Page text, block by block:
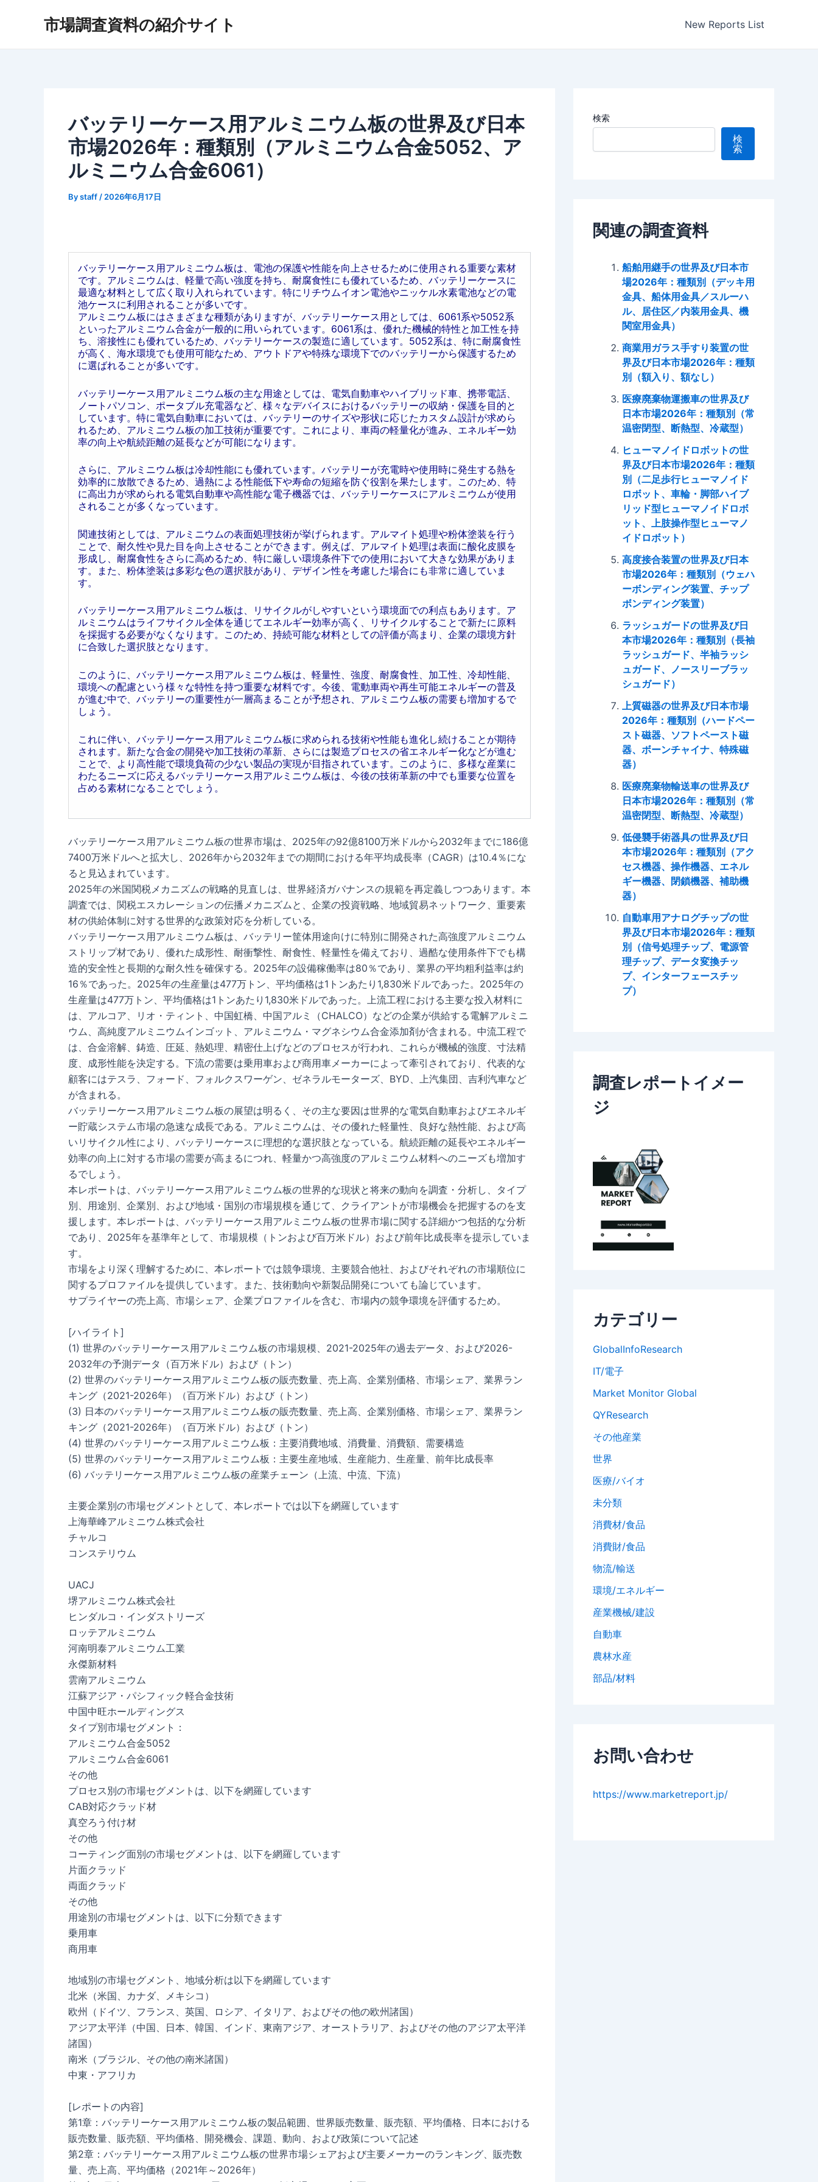
市場調査資料の紹介サイト New Reports List
バッテリーケース用アルミニウム板の世界及び日本
市場2026年：種類別（アルミニウム合金5052、ア
ルミニウム合金6061）
Bystaff / 2026年6月17日
バッテリーケース用アルミニウム板は、電池の保護や性能を向上させるために使用される重要な素材
です。アルミニウムは、軽量で高い強度を持ち、耐腐食性にも優れているため、バッテリーケースに
最適な材料として広く取り入れられています。特にリチウムイオン電池やニッケル水素電池などの電
池ケースに利用されることが多いです。
アルミニウム板にはさまざまな種類がありますが、バッテリーケース用としては、6061系や5052系
といったアルミニウム合金が一般的に用いられています。6061系は、優れた機械的特性と加工性を持
ち、溶接性にも優れているため、バッテリーケースの製造に適しています。5052系は、特に耐腐食性
が高く、海水環境でも使用可能なため、アウトドアや特殊な環境下でのバッテリーから保護するため
に選ばれることが多いです。
バッテリーケース用アルミニウム板の主な用途としては、電気自動車やハイブリッド車、携帯電話、
ノートパソコン、ポータブル充電器など、様々なデバイスにおけるバッテリーの収納・保護を目的と
しています。特に電気自動車においては、バッテリーのサイズや形状に応じたカスタム設計が求めら
れるため、アルミニウム板の加工技術が重要です。これにより、車両の軽量化が進み、エネルギー効
率の向上や航続距離の延長などが可能になります。
さらに、アルミニウム板は冷却性能にも優れています。バッテリーが充電時や使用時に発生する熱を
効率的に放散できるため、過熱による性能低下や寿命の短縮を防ぐ役割を果たします。このため、特
に高出力が求められる電気自動車や高性能な電子機器では、バッテリーケースにアルミニウムが使用
されることが多くなっています。
関連技術としては、アルミニウムの表面処理技術が挙げられます。アルマイト処理や粉体塗装を行う
ことで、耐久性や見た目を向上させることができます。例えば、アルマイト処理は表面に酸化皮膜を
形成し、耐腐食性をさらに高めるため、特に厳しい環境条件下での使用において大きな効果がありま
す。また、粉体塗装は多彩な色の選択肢があり、デザイン性を考慮した場合にも非常に適していま
す。
バッテリーケース用アルミニウム板は、リサイクルがしやすいという環境面での利点もあります。ア
ルミニウムはライフサイクル全体を通じてエネルギー効率が高く、リサイクルすることで新たに原料
を採掘する必要がなくなります。このため、持続可能な材料としての評価が高まり、企業の環境方針
に合致した選択肢となります。
このように、バッテリーケース用アルミニウム板は、軽量性、強度、耐腐食性、加工性、冷却性能、
環境への配慮という様々な特性を持つ重要な材料です。今後、電動車両や再生可能エネルギーの普及
が進む中で、バッテリーの重要性が一層高まることが予想され、アルミニウム板の需要も増加するで
しょう。
これに伴い、バッテリーケース用アルミニウム板に求められる技術や性能も進化し続けることが期待
されます。新たな合金の開発や加工技術の革新、さらには製造プロセスの省エネルギー化などが進む
ことで、より高性能で環境負荷の少ない製品の実現が目指されています。このように、多様な産業に
わたるニーズに応えるバッテリーケース用アルミニウム板は、今後の技術革新の中でも重要な位置を
占める素材になることでしょう。
バッテリーケース用アルミニウム板の世界市場は、2025年の92億8100万米ドルから2032年までに186億
7400万米ドルへと拡大し、2026年から2032年までの期間における年平均成長率（CAGR）は10.4％にな
ると見込まれています。
2025年の米国関税メカニズムの戦略的見直しは、世界経済ガバナンスの規範を再定義しつつあります。本
調査では、関税エスカレーションの伝播メカニズムと、企業の投資戦略、地域貿易ネットワーク、重要素
材の供給体制に対する世界的な政策対応を分析している。
バッテリーケース用アルミニウム板は、バッテリー筐体用途向けに特別に開発された高強度アルミニウム
ストリップ材であり、優れた成形性、耐衝撃性、耐食性、軽量性を備えており、過酷な使用条件下でも構
造的安全性と長期的な耐久性を確保する。2025年の設備稼働率は80％であり、業界の平均粗利益率は約
16％であった。2025年の生産量は477万トン、平均価格は1トンあたり1,830米ドルであった。2025年の
生産量は477万トン、平均価格は1トンあたり1,830米ドルであった。上流工程における主要な投入材料に
は、アルコア、リオ・ティント、中国虹橋、中国アルミ（CHALCO）などの企業が供給する電解アルミニ
ウム、高純度アルミニウムインゴット、アルミニウム・マグネシウム合金添加剤が含まれる。中流工程で
は、合金溶解、鋳造、圧延、熱処理、精密仕上げなどのプロセスが行われ、これらが機械的強度、寸法精
度、成形性能を決定する。下流の需要は乗用車および商用車メーカーによって牽引されており、代表的な
顧客にはテスラ、フォード、フォルクスワーゲン、ゼネラルモーターズ、BYD、上汽集団、吉利汽車など
が含まれる。
バッテリーケース用アルミニウム板の展望は明るく、その主な要因は世界的な電気自動車およびエネルギ
ー貯蔵システム市場の急速な成長である。アルミニウムは、その優れた軽量性、良好な熱性能、および高
いリサイクル性により、バッテリーケースに理想的な選択肢となっている。航続距離の延長やエネルギー
効率の向上に対する市場の需要が高まるにつれ、軽量かつ高強度のアルミニウム材料へのニーズも増加す
るでしょう。
本レポートは、バッテリーケース用アルミニウム板の世界的な現状と将来の動向を調査・分析し、タイプ
別、用途別、企業別、および地域・国別の市場規模を通じて、クライアントが市場機会を把握するのを支
援します。本レポートは、バッテリーケース用アルミニウム板の世界市場に関する詳細かつ包括的な分析
であり、2025年を基準年として、市場規模（トンおよび百万米ドル）および前年比成長率を提示していま
す。
市場をより深く理解するために、本レポートでは競争環境、主要競合他社、およびそれぞれの市場順位に
関するプロファイルを提供しています。また、技術動向や新製品開発についても論じています。
サプライヤーの売上高、市場シェア、企業プロファイルを含む、市場内の競争環境を評価するため。
[ハイライト]
(1) 世界のバッテリーケース用アルミニウム板の市場規模、2021-2025年の過去データ、および2026-
2032年の予測データ（百万米ドル）および（トン）
(2) 世界のバッテリーケース用アルミニウム板の販売数量、売上高、企業別価格、市場シェア、業界ラン
キング（2021-2026年）（百万米ドル）および（トン）
(3) 日本のバッテリーケース用アルミニウム板の販売数量、売上高、企業別価格、市場シェア、業界ラン
キング（2021-2026年）（百万米ドル）および（トン）
(4) 世界のバッテリーケース用アルミニウム板：主要消費地域、消費量、消費額、需要構造
(5) 世界のバッテリーケース用アルミニウム板：主要生産地域、生産能力、生産量、前年比成長率
(6) バッテリーケース用アルミニウム板の産業チェーン（上流、中流、下流）
主要企業別の市場セグメントとして、本レポートでは以下を網羅しています
上海華峰アルミニウム株式会社
チャルコ
コンステリウム
UACJ
堺アルミニウム株式会社
ヒンダルコ・インダストリーズ
ロッテアルミニウム
河南明泰アルミニウム工業
永傑新材料
雲南アルミニウム
江蘇アジア・パシフィック軽合金技術
中国中旺ホールディングス
タイプ別市場セグメント：
アルミニウム合金5052
アルミニウム合金6061
その他
プロセス別の市場セグメントは、以下を網羅しています
CAB対応クラッド材
真空ろう付け材
その他
コーティング面別の市場セグメントは、以下を網羅しています
片面クラッド
両面クラッド
その他
用途別の市場セグメントは、以下に分類できます
乗用車
商用車
地域別の市場セグメント、地域分析は以下を網羅しています
北米（米国、カナダ、メキシコ）
欧州（ドイツ、フランス、英国、ロシア、イタリア、およびその他の欧州諸国）
アジア太平洋（中国、日本、韓国、インド、東南アジア、オーストラリア、およびその他のアジア太平洋
諸国）
南米（ブラジル、その他の南米諸国）
中東・アフリカ
[レポートの内容]
第1章：バッテリーケース用アルミニウム板の製品範囲、世界販売数量、販売額、平均価格、日本における
販売数量、販売額、平均価格、開発機会、課題、動向、および政策について記述
第2章：バッテリーケース用アルミニウム板の世界市場シェアおよび主要メーカーのランキング、販売数
量、売上高、平均価格（2021年～2026年）
検索
検
索
関連の調査資料
船舶用継手の世界及び日本市
場2026年：種類別（デッキ用
金具、船体用金具／スルーハ
ル、居住区／内装用金具、機
関室用金具）
商業用ガラス手すり装置の世
界及び日本市場2026年：種類
別（額入り、額なし）
医療廃棄物運搬車の世界及び
日本市場2026年：種類別（常
温密閉型、断熱型、冷蔵型）
ヒューマノイドロボットの世
界及び日本市場2026年：種類
別（二足歩行ヒューマノイド
ロボット、車輪・脚部ハイブ
リッド型ヒューマノイドロボ
ット、上肢操作型ヒューマノ
イドロボット）
高度接合装置の世界及び日本
市場2026年：種類別（ウェハ
ーボンディング装置、チップ
ボンディング装置）
ラッシュガードの世界及び日
本市場2026年：種類別（長袖
ラッシュガード、半袖ラッシ
ュガード、ノースリーブラッ
シュガード）
上質磁器の世界及び日本市場
2026年：種類別（ハードペー
スト磁器、ソフトペースト磁
器、ボーンチャイナ、特殊磁
器）
医療廃棄物輸送車の世界及び
日本市場2026年：種類別（常
温密閉型、断熱型、冷蔵型）
低侵襲手術器具の世界及び日
本市場2026年：種類別（アク
セス機器、操作機器、エネル
ギー機器、閉鎖機器、補助機
器）
自動車用アナログチップの世
界及び日本市場2026年：種類
別（信号処理チップ、電源管
理チップ、データ変換チッ
プ、インターフェースチッ
プ）
調査レポートイメー
ジ
カテゴリー
GlobalInfoResearch
IT/電子
Market Monitor Global
QYResearch
その他産業
世界
医療/バイオ
未分類
消費材/食品
消費財/食品
物流/輸送
環境/エネルギー
産業機械/建設
自動車
農林水産
部品/材料
お問い合わせ
https://www.marketreport.jp/